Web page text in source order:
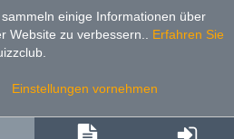
einige Informationen über
Website zu verbessern.
Erfahren Sie
Einstellungen vornehmen